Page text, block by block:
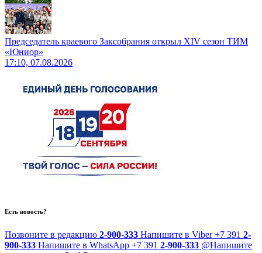
Председатель краевого Заксобрания открыл XIV сезон ТИМ
«Юниор»
17:10, 07.08.2026
Есть новость?
Позвоните в редакцию 2-900-333 Напишите в Viber +7 391 2-
900-333 Напишите в WhatsApp +7 391 2-900-333 @Напишите